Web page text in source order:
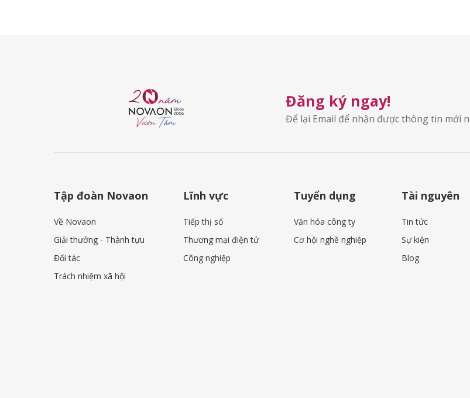
Đăng ký ngay!
Để lại Email để nhận được thông tin mới
Tập đoàn Novaon
Về Novaon
Giải thưởng - Thành tựu
Đối tác
Trách nhiệm xã hội
Lĩnh vực
Tiếp thị số
Thương mại điện tử
Công nghiệp
Tuyển dụng
Văn hóa công ty
Cơ hội nghề nghiệp
Tài nguyên
Tin tức
Sự kiện
Blog